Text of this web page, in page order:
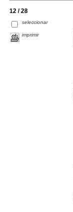
12 / 28
seleccionar
imprimir